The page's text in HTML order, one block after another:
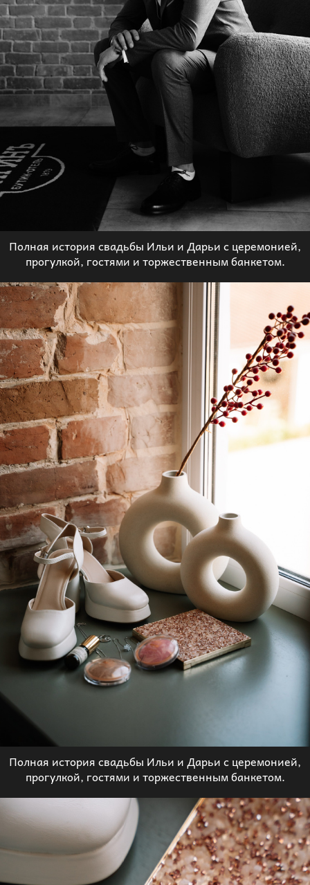
Полная история свадьбы Ильи и Дарьи с церемонией,
прогулкой, гостями и торжественным банкетом.
Полная история свадьбы Ильи и Дарьи с церемонией,
прогулкой, гостями и торжественным банкетом.